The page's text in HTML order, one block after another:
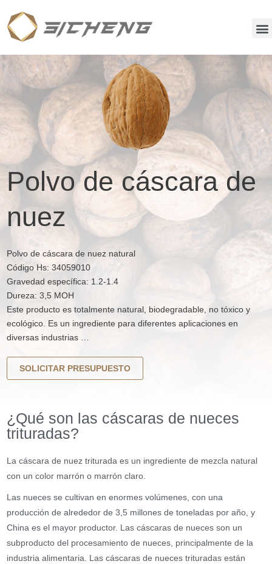
Polvo de cáscara de
nuez
Polvo de cáscara de nuez natural
Código Hs: 34059010
Gravedad específica: 1.2-1.4
Dureza: 3,5 MOH
Este producto es totalmente natural, biodegradable, no tóxico y
ecológico. Es un ingrediente para diferentes aplicaciones en
diversas industrias …
SOLICITAR PRESUPUESTO
¿Qué son las cáscaras de nueces
trituradas?
La cáscara de nuez triturada es un ingrediente de mezcla natural
con un color marrón o marrón claro.
Las nueces se cultivan en enormes volúmenes, con una
producción de alrededor de 3,5 millones de toneladas por año, y
China es el mayor productor. Las cáscaras de nueces son un
subproducto del procesamiento de nueces, principalmente de la
industria alimentaria. Las cáscaras de nueces trituradas están